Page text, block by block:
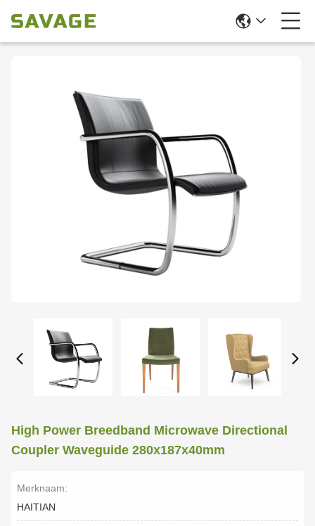
High Power Breedband Microwave Directional
Coupler Waveguide 280x187x40mm
Merknaam:
HAITIAN